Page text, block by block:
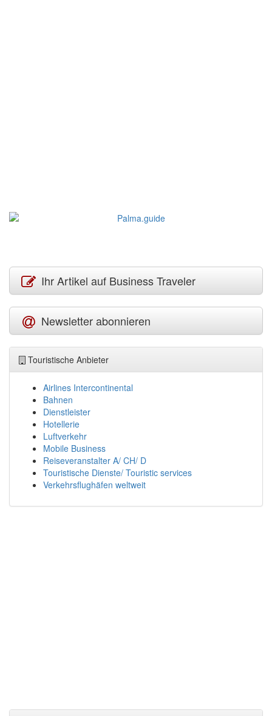
Ihr Artikel auf Business Traveler
Newsletter abonnieren
Touristische Anbieter
Airlines Intercontinental
Bahnen
Dienstleister
Hotellerie
Luftverkehr
Mobile Business
Reiseveranstalter A/ CH/ D
Touristische Dienste/ Touristic services
Verkehrsflughäfen weltweit